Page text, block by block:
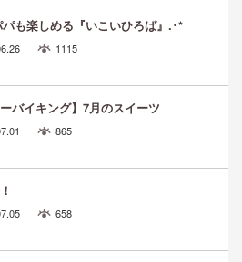
も楽しめる『いこいひろば』.･*
1115
ーバイキング】7月のスイーツ
865
658